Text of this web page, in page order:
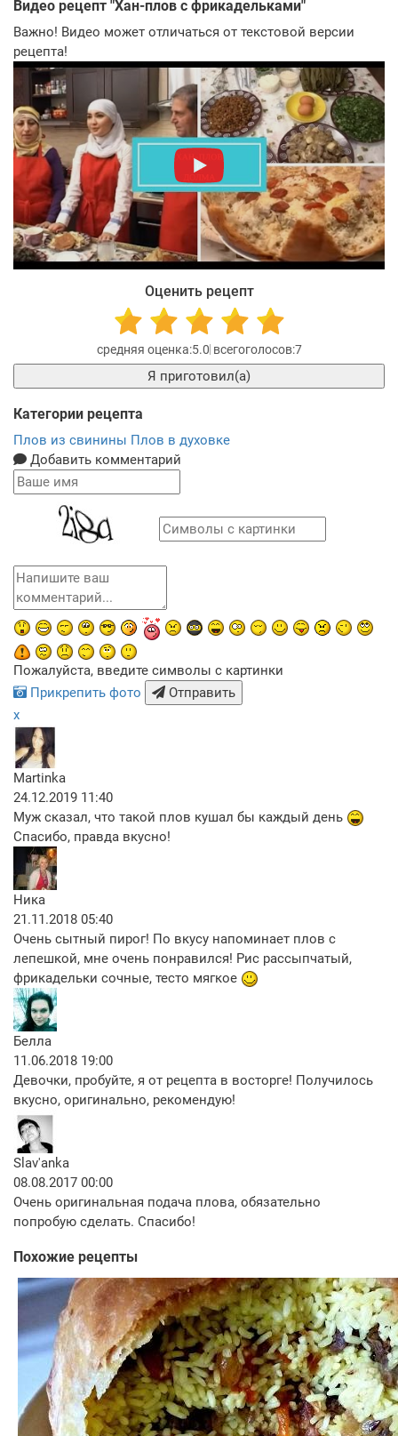
Видео рецепт "Хан-плов с фрикадельками"
Важно! Видео может отличаться от текстовой версии
рецепта!
Оценить рецепт
5.0 7
Я приготовил(а)
Категории рецепта
Плов из свинины Плов в духовке
Добавить комментарий
Пожалуйста, введите символы с картинки
Прикрепить фото
Отправить
x
Martinka
24.12.2019 11:40
Муж сказал, что такой плов кушал бы каждый день
Спасибо, правда вкусно!
Ника
21.11.2018 05:40
Очень сытный пирог! По вкусу напоминает плов с
лепешкой, мне очень понравился! Рис рассыпчатый,
фрикадельки сочные, тесто мягкое
Белла
11.06.2018 19:00
Девочки, пробуйте, я от рецепта в восторге! Получилось
вкусно, оригинально, рекомендую!
Slav'anka
08.08.2017 00:00
Очень оригинальная подача плова, обязательно
попробую сделать. Спасибо!
Похожие рецепты